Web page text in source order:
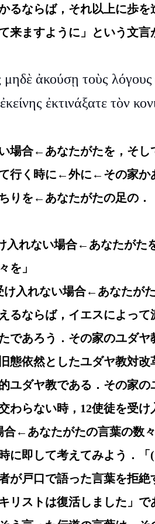
るならば，それ以上に歩を
来ますように」という文言
μηδὲ ἀκούσῃ τοὺς
ἐκτινάξατε τὸν
場合←あなたがたを，そ
行く時に←外に←その家か
りを←あなたがたの足の．
入れない場合←あなたがた
を」
入れない場合←あなたがた
ならば，イエスによって
であろう．その家のユダヤ
態依然としたユダヤ教対改
ユダヤ教である．その家の
わらない時，12使徒を受け
←あなたがたの言葉の数々
に即して考えてみよう．「
が戸口で語った言葉を拒絶
リストは復活しました」で